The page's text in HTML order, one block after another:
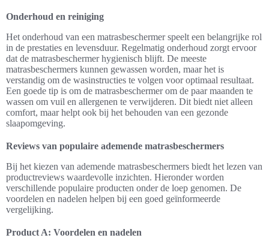
Onderhoud en reiniging
Het onderhoud van een matrasbeschermer speelt een belangrijke rol
in de prestaties en levensduur. Regelmatig onderhoud zorgt ervoor
dat de matrasbeschermer hygienisch blijft. De meeste
matrasbeschermers kunnen gewassen worden, maar het is
verstandig om de wasinstructies te volgen voor optimaal resultaat.
Een goede tip is om de matrasbeschermer om de paar maanden te
wassen om vuil en allergenen te verwijderen. Dit biedt niet alleen
comfort, maar helpt ook bij het behouden van een gezonde
slaapomgeving.
Reviews van populaire ademende matrasbeschermers
Bij het kiezen van ademende matrasbeschermers biedt het lezen van
productreviews waardevolle inzichten. Hieronder worden
verschillende populaire producten onder de loep genomen. De
voordelen en nadelen helpen bij een goed geïnformeerde
vergelijking.
Product A: Voordelen en nadelen